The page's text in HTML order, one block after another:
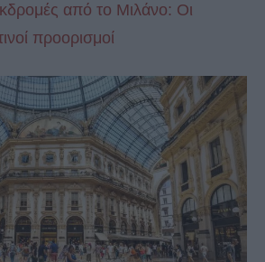
από το Μιλάνο: Οι
προορισμοί